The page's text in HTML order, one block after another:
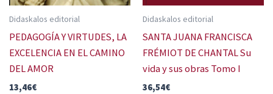
Didaskalos editorial
PEDAGOGÍA Y VIRTUDES, LA
EXCELENCIA EN EL CAMINO
DEL AMOR
13,46€
Didaskalos editorial
SANTA JUANA FRANCISCA
FRÉMIOT DE CHANTAL Su
vida y sus obras Tomo I
36,54€